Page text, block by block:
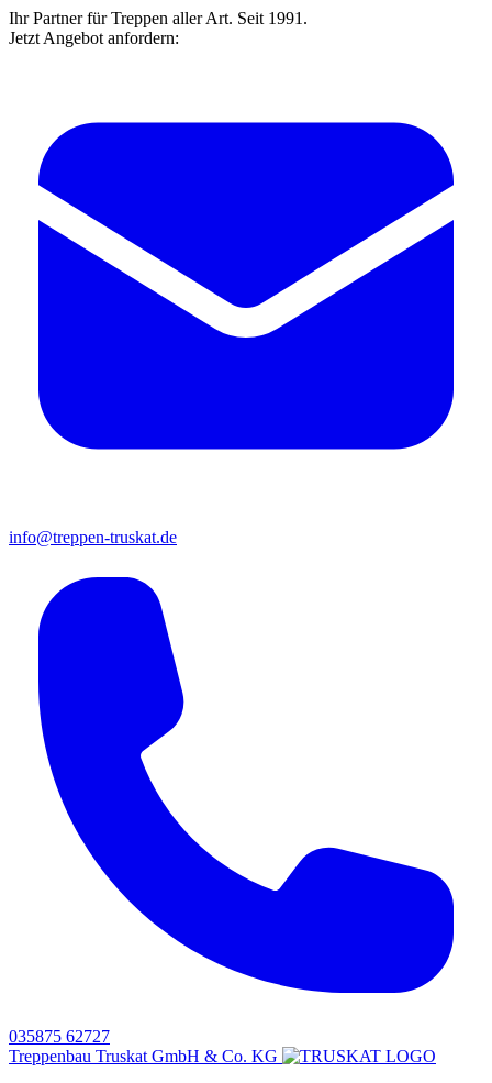
Ihr Partner für Treppen aller Art. Seit 1991.
Jetzt Angebot anfordern:
info@treppen-truskat.de
035875 62727
Treppenbau Truskat GmbH & Co. KG